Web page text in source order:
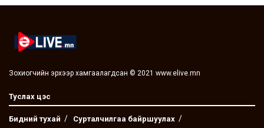
Зохиогчийн эрхээр хамгаалагдсан © 2021 www.elive.mn
Туслах цэс
Бидний тухай Сурталчилгаа байршуулах